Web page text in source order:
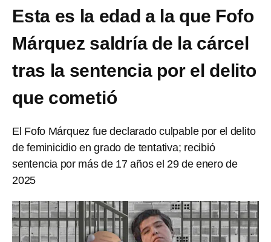
Esta es la edad a la que Fofo
Márquez saldría de la cárcel
tras la sentencia por el delito
que cometió
El Fofo Márquez fue declarado culpable por el delito
de feminicidio en grado de tentativa; recibió
sentencia por más de 17 años el 29 de enero de
2025